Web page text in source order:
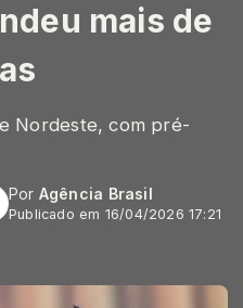
mais de
Nordeste, com pré-
Por Agência Brasil
Publicado em 16/04/2026 17:21